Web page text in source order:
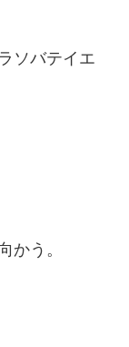
ソバテイエ
かう。